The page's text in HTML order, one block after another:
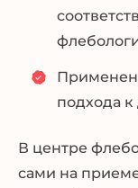
подхода
В центре
сами на